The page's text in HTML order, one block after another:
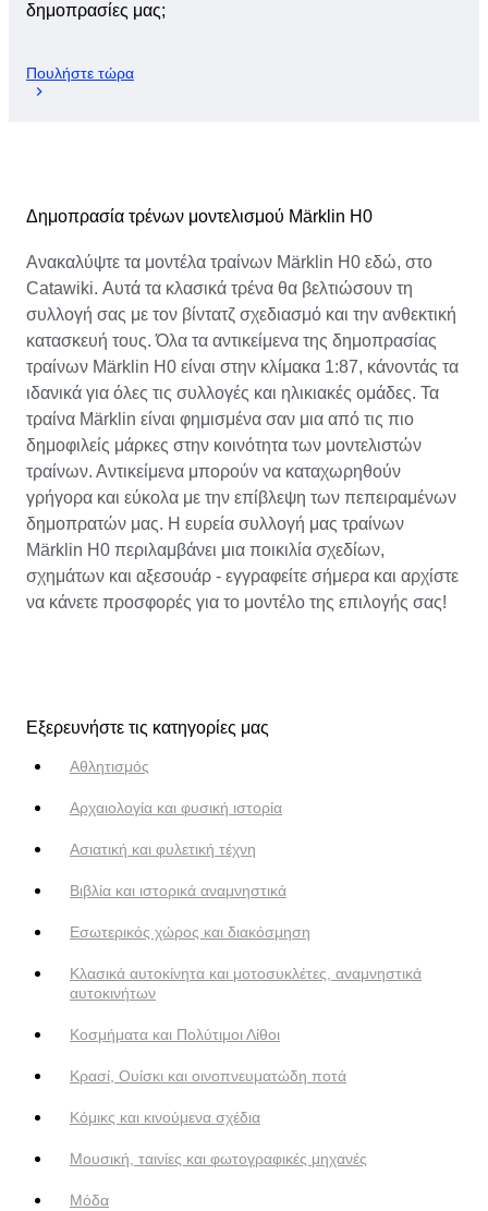
δημοπρασίες μας;
Πουλήστε τώρα
Δημοπρασία τρένων μοντελισμού Märklin H0
Ανακαλύψτε τα μοντέλα τραίνων Märklin H0 εδώ, στο
Catawiki. Αυτά τα κλασικά τρένα θα βελτιώσουν τη
συλλογή σας με τον βίντατζ σχεδιασμό και την ανθεκτική
κατασκευή τους. Όλα τα αντικείμενα της δημοπρασίας
τραίνων Märklin H0 είναι στην κλίμακα 1:87, κάνοντάς τα
ιδανικά για όλες τις συλλογές και ηλικιακές ομάδες. Τα
τραίνα Märklin είναι φημισμένα σαν μια από τις πιο
δημοφιλείς μάρκες στην κοινότητα των μοντελιστών
τραίνων. Αντικείμενα μπορούν να καταχωρηθούν
γρήγορα και εύκολα με την επίβλεψη των πεπειραμένων
δημοπρατών μας. Η ευρεία συλλογή μας τραίνων
Märklin H0 περιλαμβάνει μια ποικιλία σχεδίων,
σχημάτων και αξεσουάρ - εγγραφείτε σήμερα και αρχίστε
να κάνετε προσφορές για το μοντέλο της επιλογής σας!
Εξερευνήστε τις κατηγορίες μας
Αθλητισμός
Αρχαιολογία και φυσική ιστορία
Ασιατική και φυλετική τέχνη
Βιβλία και ιστορικά αναμνηστικά
Εσωτερικός χώρος και διακόσμηση
Κλασικά αυτοκίνητα και μοτοσυκλέτες, αναμνηστικά
αυτοκινήτων
Κοσμήματα και Πολύτιμοι Λίθοι
Κρασί, Ουίσκι και οινοπνευματώδη ποτά
Κόμικς και κινούμενα σχέδια
Μουσική, ταινίες και φωτογραφικές μηχανές
Μόδα